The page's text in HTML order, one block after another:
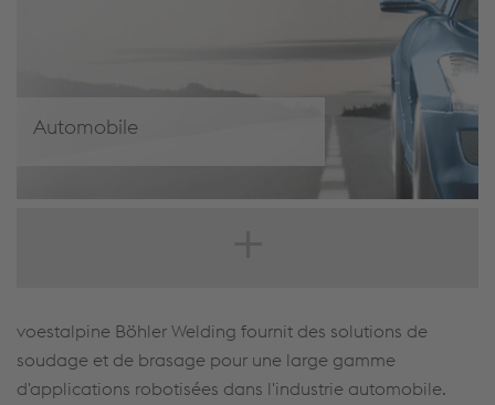
Automobile
voestalpine Böhler Welding fournit des solutions de
soudage et de brasage pour une large gamme
d'applications robotisées dans l'industrie automobile.